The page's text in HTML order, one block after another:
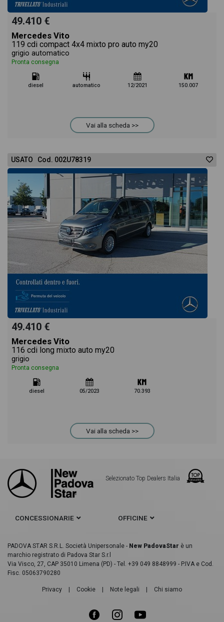
49.410 €
Mercedes Vito
119 cdi compact 4x4 mixto pro auto my20
grigio automatico
Pronta consegna
diesel automatico 12/2021 150.007
Vai alla scheda >>
USATO Cod. 002U78319
49.410 €
Mercedes Vito
116 cdi long mixto auto my20
grigio
Pronta consegna
diesel 05/2023 70.393
Vai alla scheda >>
Selezionato Top Dealers Italia
CONCESSIONARIE OFFICINE
PADOVA STAR S.R.L. Società Unipersonale - New PadovaStar è un
marchio registrato di Padova Star S.r.l
Via Visco, 27, CAP 35010 Limena (PD) - Tel. +39 049 8848999 - P.IVA e Cod.
Fisc. 05063790280
Privacy Cookie Note legali Chi siamo